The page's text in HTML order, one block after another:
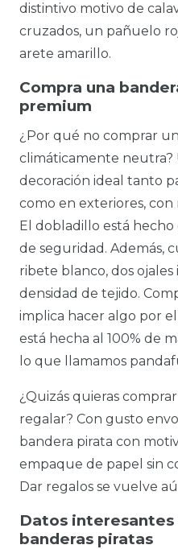
distintivo motivo de
cruzados, un pañuelo
arete amarillo.
Compra una
premium
¿Por qué no comprar
climáticamente
decoración ideal tanto
como en exteriores, con
El dobladillo está
de seguridad. Además,
ribete blanco, dos
densidad de tejido.
implica hacer algo por
está hecha al 100% de
lo que llamamos
¿Quizás quieras
regalar? Con gusto
bandera pirata con
empaque de papel sin
Dar regalos se vuelve
Datos interesantes
banderas piratas